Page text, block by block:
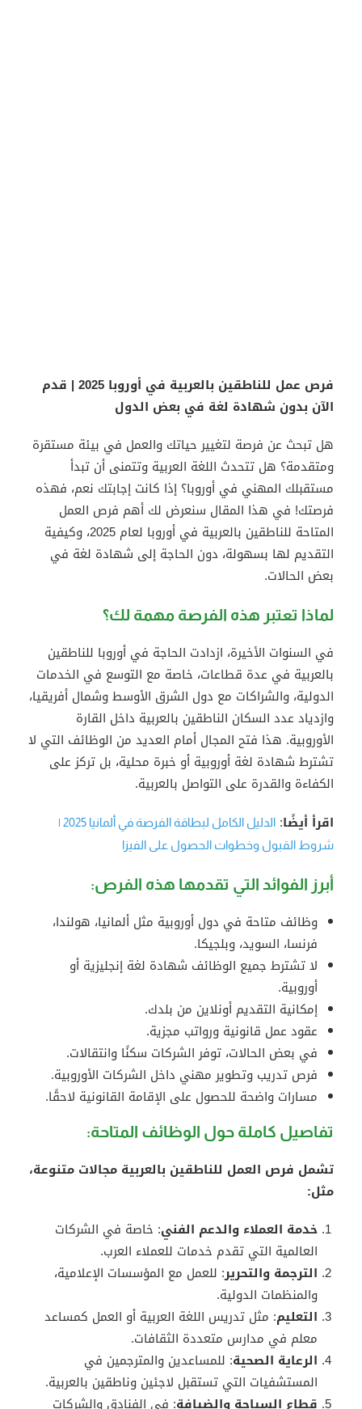
فرص عمل للناطقين بالعربية في أوروبا 2025 | قدم
الآن بدون شهادة لغة في بعض الدول
هل تبحث عن فرصة لتغيير حياتك والعمل في بيئة مستقرة
ومتقدمة؟ هل تتحدث اللغة العربية وتتمنى أن تبدأ
مستقبلك المهني في أوروبا؟ إذا كانت إجابتك نعم، فهذه
فرصتك! في هذا المقال سنعرض لك أهم فرص العمل
المتاحة للناطقين بالعربية في أوروبا لعام 2025، وكيفية
التقديم لها بسهولة، دون الحاجة إلى شهادة لغة في
بعض الحالات.
لماذا تعتبر هذه الفرصة مهمة لك؟
في السنوات الأخيرة، ازدادت الحاجة في أوروبا للناطقين
بالعربية في عدة قطاعات، خاصة مع التوسع في الخدمات
الدولية، والشراكات مع دول الشرق الأوسط وشمال أفريقيا،
وازدياد عدد السكان الناطقين بالعربية داخل القارة
الأوروبية. هذا فتح المجال أمام العديد من الوظائف التي لا
تشترط شهادة لغة أوروبية أو خبرة محلية، بل تركز على
الكفاءة والقدرة على التواصل بالعربية.
اقرأ أيضًا:
الدليل الكامل لبطاقة الفرصة في ألمانيا 2025 |
شروط القبول وخطوات الحصول على الفيزا
أبرز الفوائد التي تقدمها هذه الفرص:
وظائف متاحة في دول أوروبية مثل ألمانيا، هولندا،
فرنسا، السويد، وبلجيكا.
لا تشترط جميع الوظائف شهادة لغة إنجليزية أو
أوروبية.
إمكانية التقديم أونلاين من بلدك.
عقود عمل قانونية ورواتب مجزية.
في بعض الحالات، توفر الشركات سكنًا وانتقالات.
فرص تدريب وتطوير مهني داخل الشركات الأوروبية.
مسارات واضحة للحصول على الإقامة القانونية لاحقًا.
تفاصيل كاملة حول الوظائف المتاحة:
تشمل فرص العمل للناطقين بالعربية مجالات متنوعة،
مثل:
خدمة العملاء والدعم الفني: خاصة في الشركات
العالمية التي تقدم خدمات للعملاء العرب.
الترجمة والتحرير: للعمل مع المؤسسات الإعلامية،
والمنظمات الدولية.
التعليم: مثل تدريس اللغة العربية أو العمل كمساعد
معلم في مدارس متعددة الثقافات.
الرعاية الصحية: للمساعدين والمترجمين في
المستشفيات التي تستقبل لاجئين وناطقين بالعربية.
قطاع السياحة والضيافة: في الفنادق والشركات